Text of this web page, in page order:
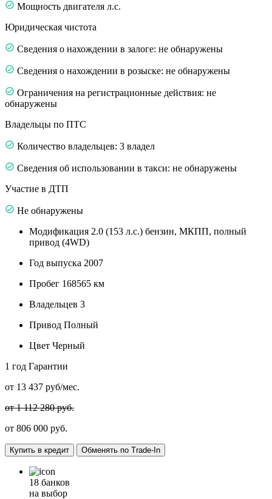
Мощность двигателя л.с.
Юридическая чистота
Сведения о нахождении в залоге: не обнаружены
Сведения о нахождении в розыске: не обнаружены
Ограничения на регистрационные действия: не
обнаружены
Владельцы по ПТС
Количество владельцев: 3 владел
Сведения об использовании в такси: не обнаружены
Участие в ДТП
Не обнаружены
Модификация 2.0 (153 л.с.) бензин, МКПП, полный
привод (4WD)
Год выпуска 2007
Пробег 168565 км
Владельцев 3
Привод Полный
Цвет Черный
1 год Гарантии
от 13 437 руб/мес.
от 1 112 280 руб.
от 806 000 руб.
Купить в кредит Обменять по Trade-In
18 банков
на выбор